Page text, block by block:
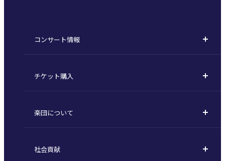
コンサート情報
定期演奏会
東京オペラシティシリーズ
特別演奏会など
チケット購入
定期会員券 / セット券
1回券
楽団について
東京交響楽団とは
社会貢献